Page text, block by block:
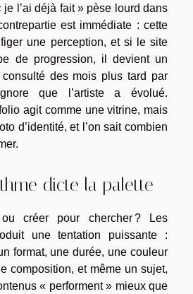
je l’ai déjà fait » pèse lourd dans
est immédiate : cette
une perception, et si le site
de progression, il devient un
consulté des mois plus tard par
que l’artiste a évolué.
agit comme une vitrine, mais
d’identité, et l’on sait combien
dicte la palette
créer pour chercher ? Les
une tentation puissante :
format, une durée, une couleur
composition, et même un sujet,
« performent » mieux que